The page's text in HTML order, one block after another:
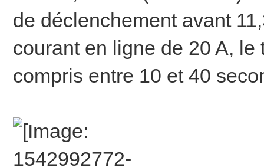
de déclenchement avant
courant en ligne de 20 A,
compris entre 10 et 40